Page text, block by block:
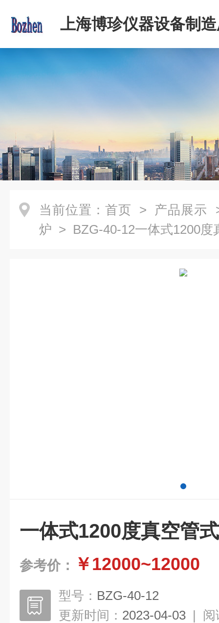
上海博珍仪器设备制
当前位置： 首页 > 产品展示
炉 > BZG-40-12一体式1200度
一体式1200度真空管
参考价： ￥12000~12000
型号： BZG-40-12
更新时间： 2023-04-03 | 阅